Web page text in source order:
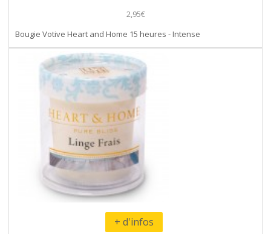
2,95€
Bougie Votive Heart and Home 15 heures - Intense
+ d'infos